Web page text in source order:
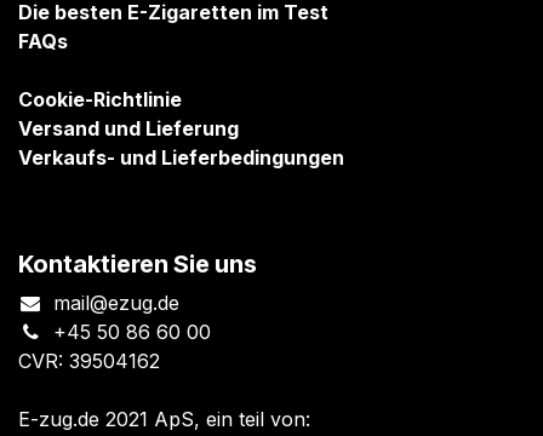
Die besten E-Zigaretten im Test
FAQs
Cookie-Richtlinie
Versand und Lieferung
Verkaufs- und Lieferbedingungen
Kontaktieren Sie uns
mail@ezug.de
+45 50 86 60 00
CVR: 39504162
E-zug.de 2021 ApS, ein teil von: